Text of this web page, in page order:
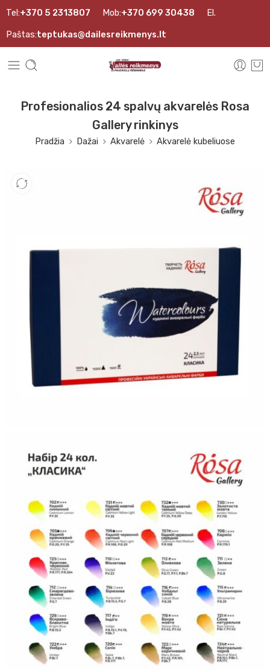
Tel:+370 5 2313807 Mob:+370 699 30438 El.
Paštas:teptukas@dailesreikmenys.lt
Profesionalios 24 spalvų akvarelės Rosa
Gallery rinkinys
Pradžia Dažai Akvarelė Akvarelė kubeliuose